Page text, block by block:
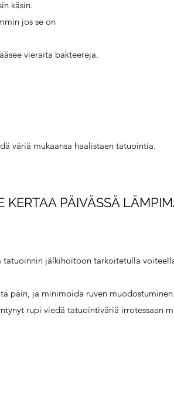
käsin.
jos se on
vieraita bakteereja.
väriä mukaansa haalistaen tatuointia.
KERTAA PÄIVÄSSÄ
tatuoinnin jälkihoitoon tarkoitetulla
päin, ja minimoida ruven
rupi viedä tatuointiväriä irrotessaan